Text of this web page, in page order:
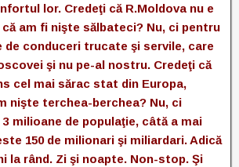
lor. Credeţi că R.Moldova nu e
că am fi nişte sălbateci? Nu, ci pentru
de conduceri trucate şi servile, care
şi nu pe-al nostru. Credeţi că
cel mai sărac stat din Europa,
nişte terchea-berchea? Nu, ci
milioane de populaţie, câtă a mai
150 de milionari şi miliardari. Adică
la rând. Zi şi noapte. Non-stop. Şi